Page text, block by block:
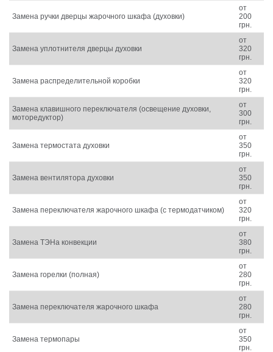
Замена ручки дверцы жарочного шкафа (духовки)
от
200
грн.
Замена уплотнителя дверцы духовки
от
320
грн.
Замена распределительной коробки
от
320
грн.
Замена клавишного переключателя (освещение духовки,
моторедуктор)
от
300
грн.
Замена термостата духовки
от
350
грн.
Замена вентилятора духовки
от
350
грн.
Замена переключателя жарочного шкафа (с термодатчиком)
от
320
грн.
Замена ТЭНа конвекции
от
380
грн.
Замена горелки (полная)
от
280
грн.
Замена переключателя жарочного шкафа
от
280
грн.
Замена термопары
от
350
грн.